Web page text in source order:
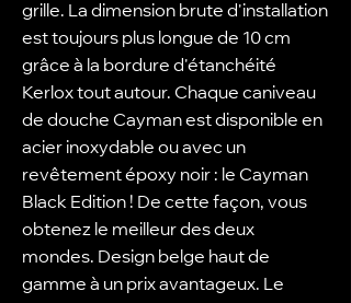
grille. La dimension brute d'installation
est toujours plus longue de 10 cm
grâce à la bordure d'étanchéité
Kerlox tout autour. Chaque caniveau
de douche Cayman est disponible en
acier inoxydable ou avec un
revêtement époxy noir : le Cayman
Black Edition ! De cette façon, vous
obtenez le meilleur des deux
mondes. Design belge haut de
gamme à un prix avantageux. Le